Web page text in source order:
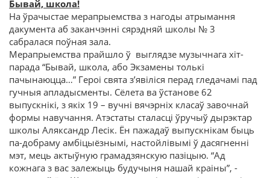
Бывай, школа!
На ўрачыстае мерапрыемства з нагоды атрымання
дакумента аб заканчэнні сярэдняй школы № 3
сабралася поўная зала.
Мерапрыемства прайшло ў выглядзе музычнага хіт-
парада “Бывай, школа, або Экзамены толькі
пачынаюцца…” Героі свята з’явіліся перад гледачамі пад
гучныя апладысменты. Сёлета ва ўстанове 62
выпускнікі, з якіх 19 – вучні вячэрніх класаў завочнай
формы навучання. Атэстаты сталасці ўручыў дырэктар
школы Аляксандр Лесік. Ён пажадаў выпускнікам быць
па-добраму амбіцыёзнымі, настойлівымі ў дасягненні
мэт, мець актыўную грамадзянскую пазіцыю. “Ад
кожнага з вас залежыць будучыня нашай краіны”, -